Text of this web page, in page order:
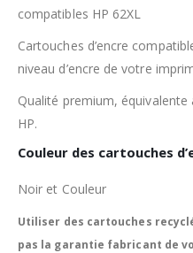
compatibles HP 62XL
Cartouches d’encre
niveau d’encre de votre
Qualité premium, équivalente
HP.
Couleur des cartouches
Noir et Couleur
Utiliser des cartouches
pas la garantie fabricant de